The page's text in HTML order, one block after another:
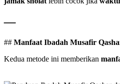
—
## Manfaat Ibadah Musafir
Kedua metode ini memberikan